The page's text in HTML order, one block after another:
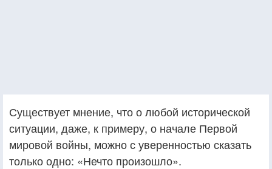
Существует мнение, что о любой исторической
ситуации, даже, к примеру, о начале Первой
мировой войны, можно с уверенностью сказать
только одно: «Нечто произошло».